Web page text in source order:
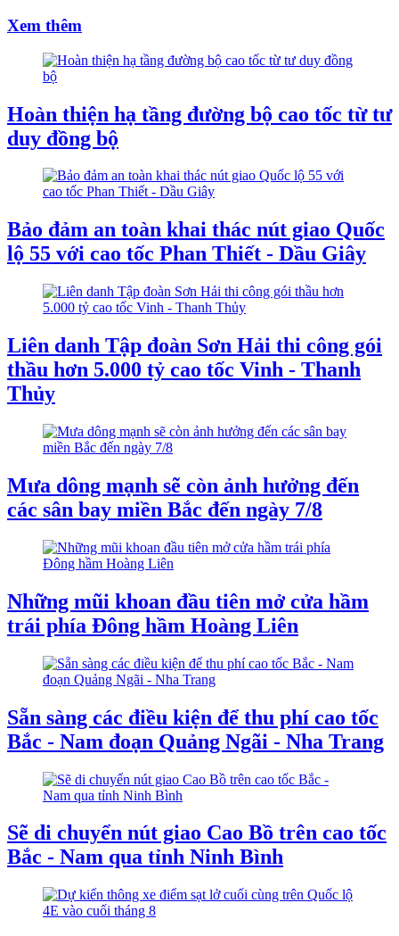
Xem thêm
Hoàn thiện hạ tầng đường bộ cao tốc từ tư
duy đồng bộ
Bảo đảm an toàn khai thác nút giao Quốc
lộ 55 với cao tốc Phan Thiết - Dầu Giây
Liên danh Tập đoàn Sơn Hải thi công gói
thầu hơn 5.000 tỷ cao tốc Vinh - Thanh
Thủy
Mưa dông mạnh sẽ còn ảnh hưởng đến
các sân bay miền Bắc đến ngày 7/8
Những mũi khoan đầu tiên mở cửa hầm
trái phía Đông hầm Hoàng Liên
Sẵn sàng các điều kiện để thu phí cao tốc
Bắc - Nam đoạn Quảng Ngãi - Nha Trang
Sẽ di chuyển nút giao Cao Bồ trên cao tốc
Bắc - Nam qua tỉnh Ninh Bình